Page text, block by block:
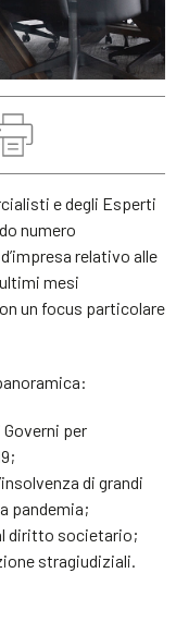
e degli Esperti
numero
relativo alle
mesi
un focus particolare
per
di grandi
pandemia;
diritto societario;
stragiudiziali.